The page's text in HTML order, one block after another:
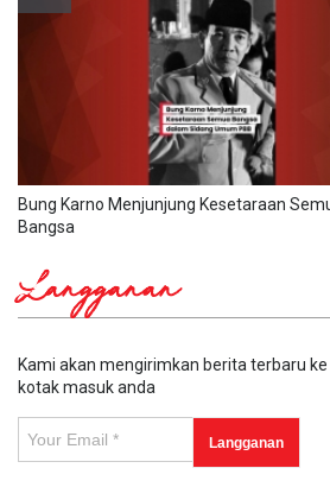
Bung Karno Menjunjung Kesetaraan
Bangsa
Langganan
Kami akan mengirimkan berita terbaru ke
kotak masuk anda